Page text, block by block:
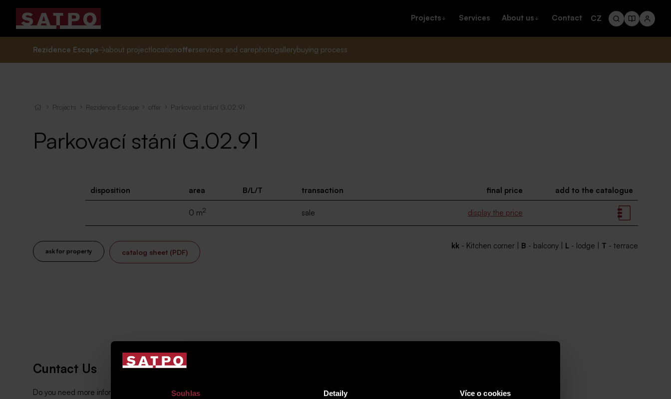
Souhlas Detaily Více o cookies
Projects Services About us Contact CZ
Rezidence Escape about projectlocationofferservices and carephotogallerybuying process
Projects Rezidence Escape offer Parkovací stání G.02.91
Parkovací stání G.02.91
disposition area B/L/T transaction final price add to the catalogue
0 m2 sale display the price
ask for property catalog sheet (PDF)
kk - Kitchen corner | B - balcony | L - lodge | T - terrace
Cuntact Us
Do you need more information about the property or would you like to arrange a viewing? Fill out the form and we will get back to you shortly.